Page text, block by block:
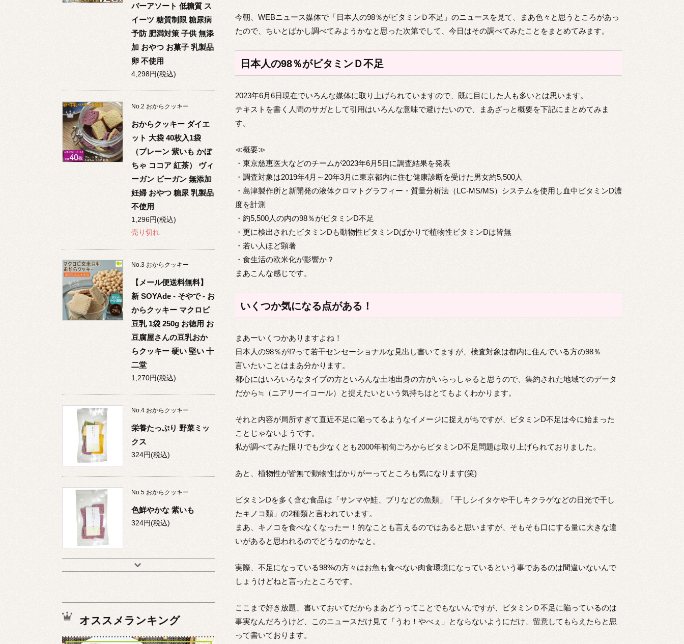
今朝、WEBニュース媒体で「日本人の98％がビタミンＤ不足」のニュースを見て、まあ色々と思うところがあっ
たので、ちいとばかし調べてみようかなと思った次第でして、今日はその調べてみたことをまとめてみます。
日本人の98％がビタミンＤ不足
2023年6月6日現在でいろんな媒体に取り上げられていますので、既に目にした人も多いとは思います。
テキストを書く人間のサガとして引用はいろんな意味で避けたいので、まあざっと概要を下記にまとめてみま
す。
≪概要≫
・東京慈恵医大などのチームが2023年6月5日に調査結果を発表
・調査対象は2019年4月～20年3月に東京都内に住む健康診断を受けた男女約5,500人
・島津製作所と新開発の液体クロマトグラフィー・質量分析法（LC-MS/MS）システムを使用し血中ビタミンD濃
度を計測
・約5,500人の内の98％がビタミンD不足
・更に検出されたビタミンDも動物性ビタミンDばかりで植物性ビタミンDは皆無
・若い人ほど顕著
・食生活の欧米化が影響か？
まあこんな感じです。
いくつか気になる点がある！
まあーいくつかありますよね！
日本人の98％が!?って若干センセーショナルな見出し書いてますが、検査対象は都内に住んでいる方の98％
言いたいことはまあ分かります。
都心にはいろいろなタイプの方といろんな土地出身の方がいらっしゃると思うので、集約された地域でのデータ
だから≒（ニアリーイコール）と捉えたいという気持ちはとてもよくわかります。
それと内容が局所すぎて直近不足に陥ってるようなイメージに捉えがちですが、ビタミンD不足は今に始まった
ことじゃないようです。
私が調べてみた限りでも少なくとも2000年初旬ごろからビタミンD不足問題は取り上げられておりました。
あと、植物性が皆無で動物性ばかりがーってところも気になります(笑)
ビタミンDを多く含む食品は「サンマや鮭、ブリなどの魚類」「干しシイタケや干しキクラゲなどの日光で干し
たキノコ類」の2種類と言われています。
まあ、キノコを食べなくなったー！的なことも言えるのではあると思いますが、そもそも口にする量に大きな違
いがあると思われるのでどうなのかなと。
実際、不足になっている98%の方々はお魚も食べない肉食環境になっているという事であるのは間違いないんで
しょうけどねと言ったところです。
ここまで好き放題、書いておいてだからまあどうってことでもないんですが、ビタミンＤ不足に陥っているのは
事実なんだろうけど、このニュースだけ見て「うわ！やべぇ」とならないようにだけ、留意してもらえたらと思
って書いております。
バーアソート 低糖質 ス
イーツ 糖質制限 糖尿病
予防 肥満対策 子供 無添
加 おやつ お菓子 乳製品
卵 不使用
4,298円(税込)
No.2 おからクッキー
おからクッキー ダイエ
ット 大袋 40枚入1袋
（プレーン 紫いも かぼ
ちゃ ココア 紅茶） ヴィ
ーガン ビーガン 無添加
妊婦 おやつ 糖尿 乳製品
不使用
1,296円(税込)
売り切れ
No.3 おからクッキー
【メール便送料無料】
新 SOYAde - そやで - お
からクッキー マクロビ
豆乳 1袋 250g お徳用 お
豆腐屋さんの豆乳おか
らクッキー 硬い 堅い 十
二堂
1,270円(税込)
No.4 おからクッキー
栄養たっぷり 野菜ミッ
クス
324円(税込)
No.5 おからクッキー
色鮮やかな 紫いも
324円(税込)
オススメランキング